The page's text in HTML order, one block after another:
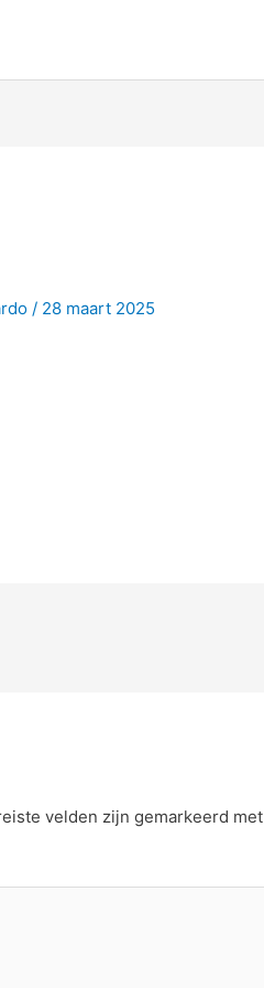
/ 28 maart 2025
velden zijn gemarkeerd met